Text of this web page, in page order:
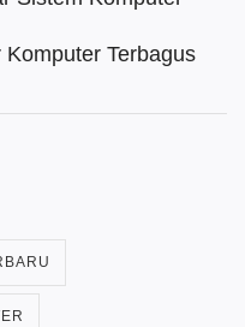
Terbagus